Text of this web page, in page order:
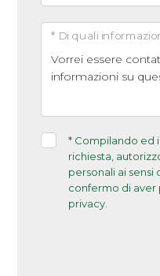
* Di quali
* Compilando ed
richiesta,
personali ai
confermo di aver
privacy.